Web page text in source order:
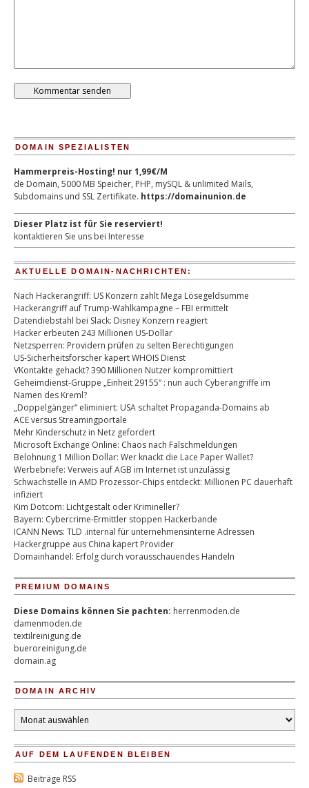
DOMAIN SPEZIALISTEN
Hammerpreis-Hosting! nur 1,99€/M
de Domain, 5000 MB Speicher, PHP, mySQL & unlimited Mails,
Subdomains und SSL Zertifikate. https://domainunion.de
Dieser Platz ist für Sie reserviert!
kontaktieren Sie uns bei Interesse
AKTUELLE DOMAIN-NACHRICHTEN:
Nach Hackerangriff: US Konzern zahlt Mega Lösegeldsumme
Hackerangriff auf Trump-Wahlkampagne – FBI ermittelt
Datendiebstahl bei Slack: Disney Konzern reagiert
Hacker erbeuten 243 Millionen US-Dollar
Netzsperren: Providern prüfen zu selten Berechtigungen
US-Sicherheitsforscher kapert WHOIS Dienst
VKontakte gehackt? 390 Millionen Nutzer kompromittiert
Geheimdienst-Gruppe „Einheit 29155“ : nun auch Cyberangriffe im
Namen des Kreml?
„Doppelgänger“ eliminiert: USA schaltet Propaganda-Domains ab
ACE versus Streamingportale
Mehr Kinderschutz in Netz gefordert
Microsoft Exchange Online: Chaos nach Falschmeldungen
Belohnung 1 Million Dollar: Wer knackt die Lace Paper Wallet?
Werbebriefe: Verweis auf AGB im Internet ist unzulässig
Schwachstelle in AMD Prozessor-Chips entdeckt: Millionen PC dauerhaft
infiziert
Kim Dotcom: Lichtgestalt oder Krimineller?
Bayern: Cybercrime-Ermittler stoppen Hackerbande
ICANN News: TLD .internal für unternehmensinterne Adressen
Hackergruppe aus China kapert Provider
Domainhandel: Erfolg durch vorausschauendes Handeln
PREMIUM DOMAINS
Diese Domains können Sie pachten: herrenmoden.de
damenmoden.de
textilreinigung.de
bueroreinigung.de
domain.ag
DOMAIN ARCHIV
Domain
Archiv
AUF DEM LAUFENDEN BLEIBEN
Beiträge RSS